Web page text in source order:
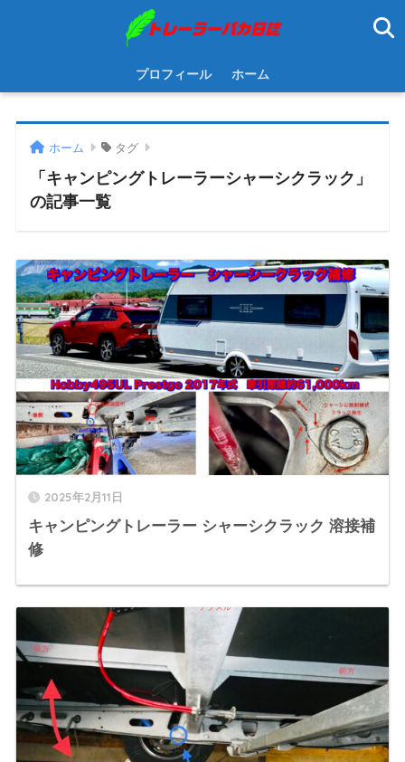
プロフィール ホーム
ホーム タグ
「キャンピングトレーラーシャーシクラック」
の記事一覧
2025年2月11日
キャンピングトレーラー シャーシクラック 溶接補
修